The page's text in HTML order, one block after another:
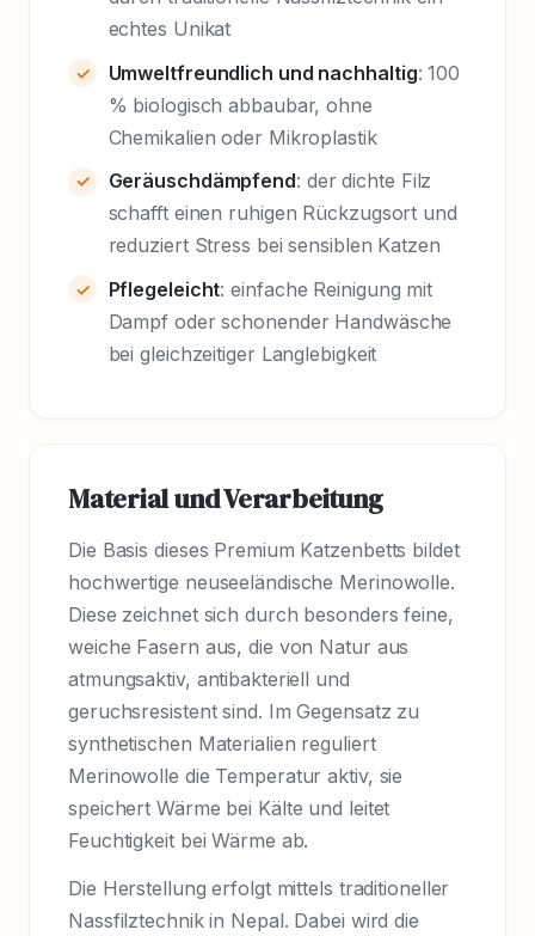
echtes Unikat
Umweltfreundlich und nachhaltig: 100
% biologisch abbaubar, ohne
Chemikalien oder Mikroplastik
Geräuschdämpfend: der dichte Filz
schafft einen ruhigen Rückzugsort und
reduziert Stress bei sensiblen Katzen
Pflegeleicht: einfache Reinigung mit
Dampf oder schonender Handwäsche
bei gleichzeitiger Langlebigkeit
Material und Verarbeitung
Die Basis dieses Premium Katzenbetts bildet
hochwertige neuseeländische Merinowolle.
Diese zeichnet sich durch besonders feine,
weiche Fasern aus, die von Natur aus
atmungsaktiv, antibakteriell und
geruchsresistent sind. Im Gegensatz zu
synthetischen Materialien reguliert
Merinowolle die Temperatur aktiv, sie
speichert Wärme bei Kälte und leitet
Feuchtigkeit bei Wärme ab.
Die Herstellung erfolgt mittels traditioneller
Nassfilztechnik in Nepal. Dabei wird die